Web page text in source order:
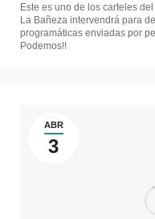
Este es uno de los carteles
La Bañeza intervendrá para
programáticas enviadas por
Podemos!!
ABR
3